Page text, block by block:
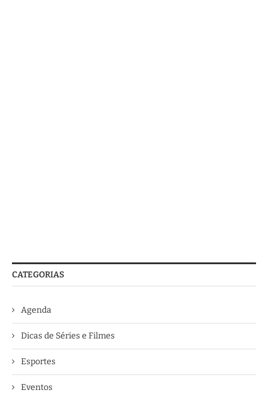
CATEGORIAS
Agenda
Dicas de Séries e Filmes
Esportes
Eventos